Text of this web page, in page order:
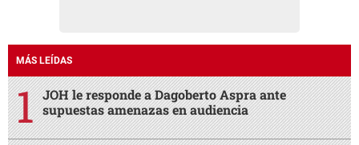
MÁS LEÍDAS
JOH le responde a Dagoberto Aspra ante
supuestas amenazas en audiencia